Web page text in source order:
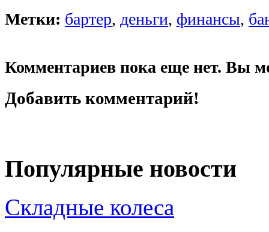
Метки: бартер, деньги, финансы,
Комментариев пока еще нет. Вы
Добавить комментарий!
Популярные новости
Складные колеса